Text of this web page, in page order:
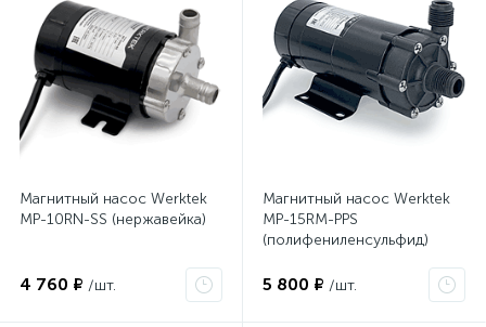
Магнитный насос Werktek
MP-10RN-SS (нержавейка)
4 760 ₽ /шт.
Магнитный насос Werktek
MP-15RM-PPS
(полифениленсульфид)
5 800 ₽ /шт.